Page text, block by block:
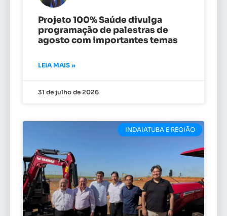
Projeto 100% Saúde divulga
programação de palestras de
agosto com importantes temas
LEIA MAIS »
31 de julho de 2026
INDAIATUBA E REGIÃO